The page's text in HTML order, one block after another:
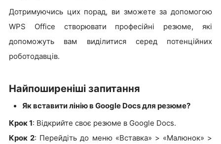
Дотримуючись цих порад, ви зможете за допомогою
WPS Office створювати професійні резюме, які
допоможуть вам виділитися серед потенційних
роботодавців.
Найпоширеніші запитання
Як вставити лінію в Google Docs для резюме?
Крок 1: Відкрийте своє резюме в Google Docs.
Крок 2: Перейдіть до меню «Вставка» > «Малюнок» >